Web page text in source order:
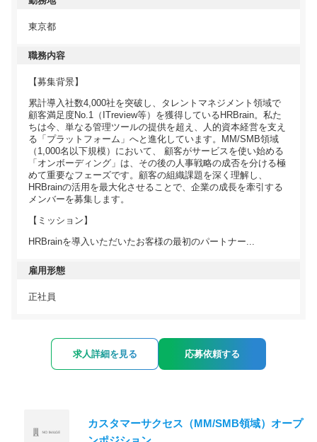
東京都
職務内容
【募集背景】
累計導入社数4,000社を突破し、タレントマネジメント領域で
顧客満足度No.1（ITreview等）を獲得しているHRBrain。私た
ちは今、単なる管理ツールの提供を超え、人的資本経営を支え
る「プラットフォーム」へと進化しています。MM/SMB領域
（1,000名以下規模）において、 顧客がサービスを使い始める
「オンボーディング」は、その後の人事戦略の成否を分ける極
めて重要なフェーズです。顧客の組織課題を深く理解し、
HRBrainの活用を最大化させることで、企業の成長を牽引する
メンバーを募集します。
【ミッション】
HRBrainを導入いただいたお客様の最初のパートナー...
雇用形態
正社員
求人詳細を見る 応募依頼する
カスタマーサクセス（MM/SMB領域）オープ